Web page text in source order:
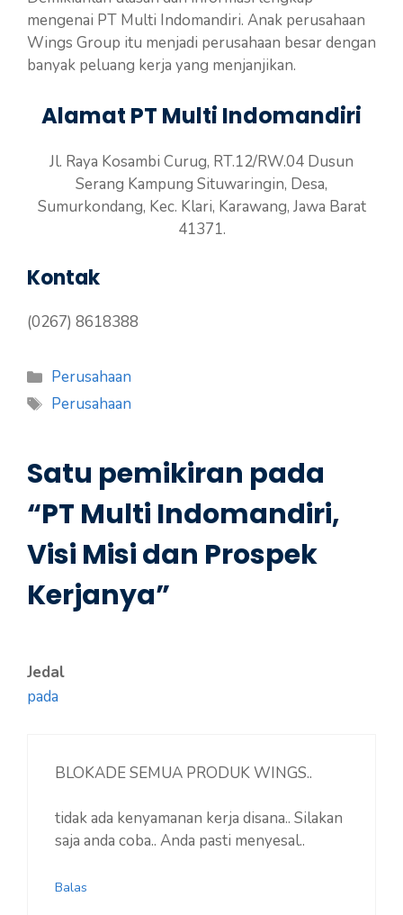
mengenai PT Multi Indomandiri. Anak perusahaan
Wings Group itu menjadi perusahaan besar dengan
banyak peluang kerja yang menjanjikan.
Alamat PT Multi Indomandiri
Jl. Raya Kosambi Curug, RT.12/RW.04 Dusun
Serang Kampung Situwaringin, Desa,
Sumurkondang, Kec. Klari, Karawang, Jawa Barat
41371.
Kontak
(0267) 8618388
Kategori
Perusahaan
Tag
Perusahaan
Satu pemikiran pada
“PT Multi Indomandiri,
Visi Misi dan Prospek
Kerjanya”
Jedal
pada
BLOKADE SEMUA PRODUK WINGS..
tidak ada kenyamanan kerja disana.. Silakan
saja anda coba.. Anda pasti menyesal..
Balas